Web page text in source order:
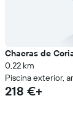
Chacras de
0,22 km
Piscina exterior,
218 €+